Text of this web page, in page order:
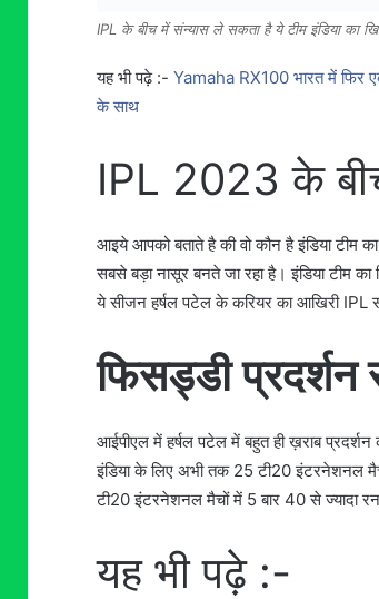
IPL के बीच में संन्यास ले सकता है ये टीम इंडिया का
यह भी पढ़े :- Yamaha RX100 भारत में फिर
के साथ
IPL 2023 के
आइये आपको बताते है की वो कौन है इंडिया टीम
सबसे बड़ा नासूर बनते जा रहा है। इंडिया टीम
ये सीजन हर्षल पटेल के करियर का आखिरी IPL
फिसड्डी प्रदर्शन
आईपीएल में हर्षल पटेल में बहुत ही ख़राब
इंडिया के लिए अभी तक 25 टी20 इंटरनेशनल
टी20 इंटरनेशनल मैचों में 5 बार 40 से ज्यादा
यह भी पढ़े :-